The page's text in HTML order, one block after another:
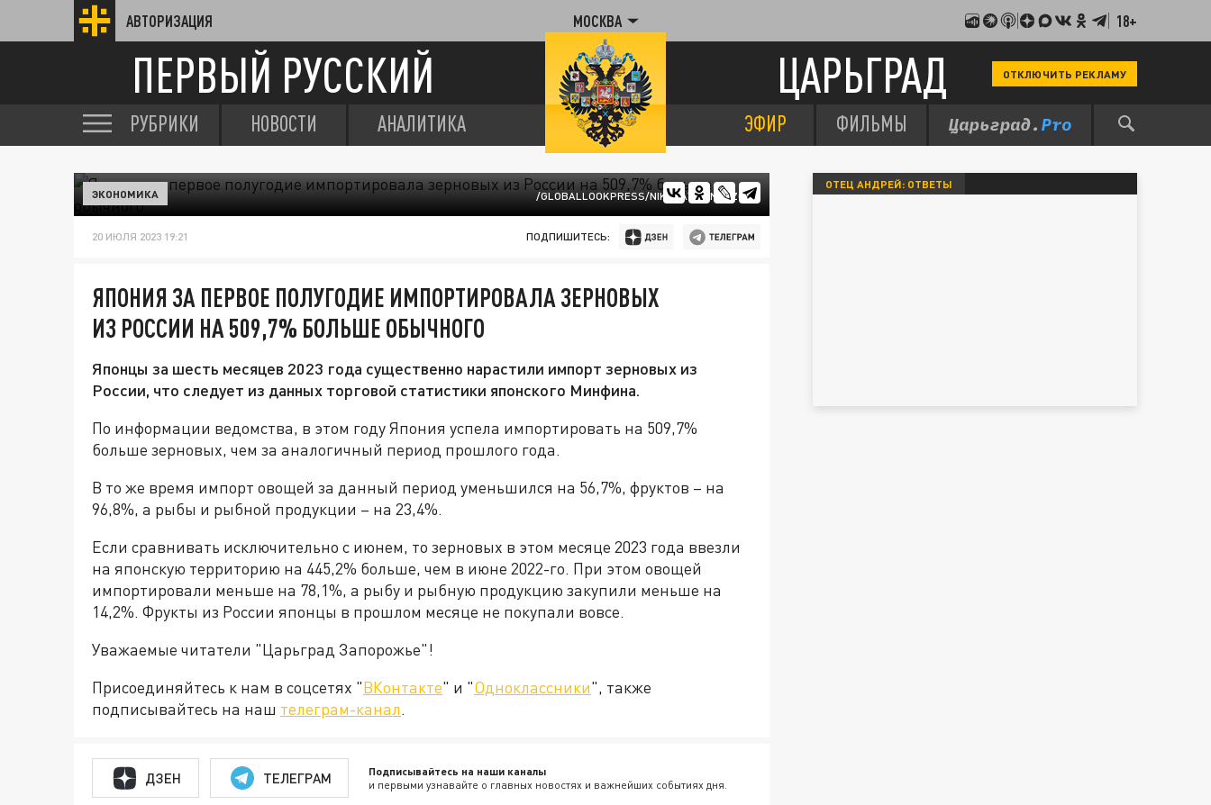
АВТОРИЗАЦИЯ МОСКВА 18+
ПЕРВЫЙ РУССКИЙ ЦАРЬГРАД ОТКЛЮЧИТЬ РЕКЛАМУ
РУБРИКИ НОВОСТИ АНАЛИТИКА ЭФИР ФИЛЬМЫ
/GLOBALLOOKPRESS/NIKOLAY GYNGAZOV
ЭКОНОМИКА
20 ИЮЛЯ 2023 19:21 ПОДПИШИТЕСЬ:
ЯПОНИЯ ЗА ПЕРВОЕ ПОЛУГОДИЕ ИМПОРТИРОВАЛА ЗЕРНОВЫХ
ИЗ РОССИИ НА 509,7% БОЛЬШЕ ОБЫЧНОГО
Японцы за шесть месяцев 2023 года существенно нарастили импорт зерновых из
России, что следует из данных торговой статистики японского Минфина.
По информации ведомства, в этом году Япония успела импортировать на 509,7%
больше зерновых, чем за аналогичный период прошлого года.
В то же время импорт овощей за данный период уменьшился на 56,7%, фруктов – на
96,8%, а рыбы и рыбной продукции – на 23,4%.
Если сравнивать исключительно с июнем, то зерновых в этом месяце 2023 года ввезли
на японскую территорию на 445,2% больше, чем в июне 2022-го. При этом овощей
импортировали меньше на 78,1%, а рыбу и рыбную продукцию закупили меньше на
14,2%. Фрукты из России японцы в прошлом месяце не покупали вовсе.
Уважаемые читатели "Царьград Запорожье"!
Присоединяйтесь к нам в соцсетях "ВКонтакте" и "Одноклассники", также
подписывайтесь на наш телеграм-канал.
ДЗЕН ТЕЛЕГРАМ Подписывайтесь на наши каналы
и первыми узнавайте о главных новостях и важнейших событиях дня.
ОТЕЦ АНДРЕЙ: ОТВЕТЫ